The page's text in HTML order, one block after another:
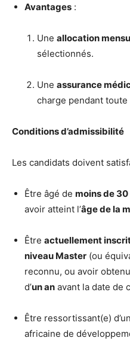
Avantages :
Une allocation
sélectionnés.
Une assurance
charge pendant
Conditions d’admissibilité
Les candidats doivent
Être âgé de moins de 30
avoir atteint l’âge de la
Être actuellement
niveau Master (ou
reconnu, ou avoir
d’un an avant la date de
Être ressortissant(e) d’un
africaine de